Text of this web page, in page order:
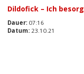
Dildofick – Ich
Dauer: 07:16
Datum: 23.10.21